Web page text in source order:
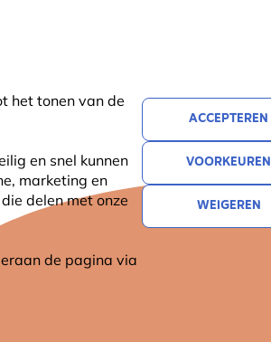
het tonen van de
en snel kunnen
marketing en
delen met onze
de pagina via
ACCEPTEREN
VOORKEUREN
WEIGEREN
CADEAUS NIEUW